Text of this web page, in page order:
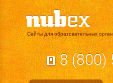
Сайты для образовательных
8 (800)